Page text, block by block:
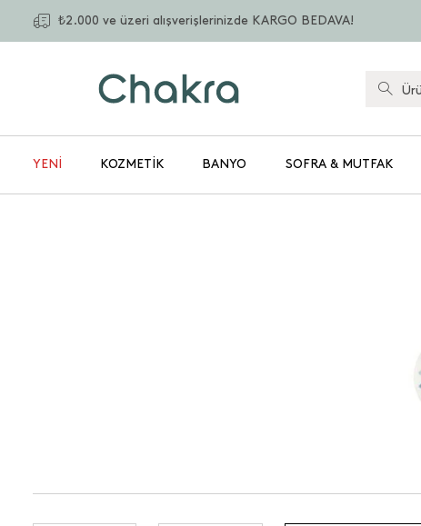
₺2.000 ve üzeri alışverişlerinizde KARGO BEDAVA!
YENİ KOZMETIK BANYO SOFRA & MUTFAK